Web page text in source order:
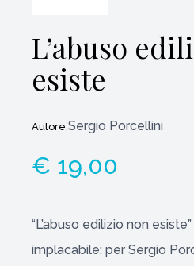
L’abuso
esiste
Autore:Sergio Porcellini
€ 19,00
“L’abuso edilizio non
implacabile: per Sergio